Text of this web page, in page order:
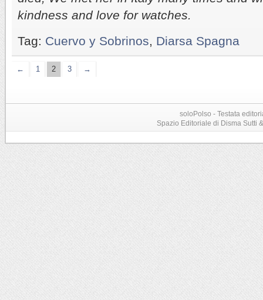
kindness and love for watches.
Tag: Cuervo y Sobrinos Diarsa Spagna
← 1 2 3 →
soloPolso - Testata
Spazio Editoriale di Disma Sutti